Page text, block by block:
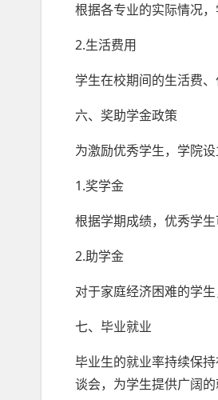
根据各专业的实际情况，
2.生活费用
学生在校期间的生活费
六、奖助学金政策
为激励优秀学生，学院
1.奖学金
根据学期成绩，优秀学生
2.助学金
对于家庭经济困难的学
七、毕业就业
毕业生的就业率持续保
谈会，为学生提供广阔